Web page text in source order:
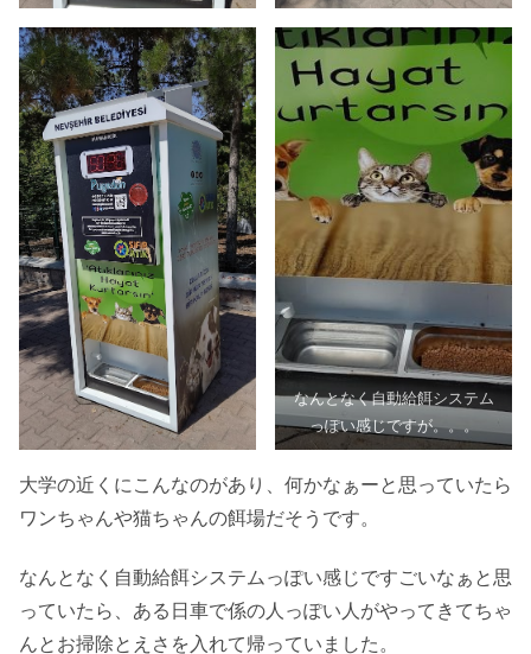
なんとなく自動給餌システム
っぽい感じですが。。。
大学の近くにこんなのがあり、何かなぁーと思っていたら
ワンちゃんや猫ちゃんの餌場だそうです。
なんとなく自動給餌システムっぽい感じですごいなぁと思
っていたら、ある日車で係の人っぽい人がやってきてちゃ
んとお掃除とえさを入れて帰っていました。